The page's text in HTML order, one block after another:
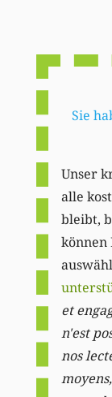
Sie
Unser
alle
bleibt,
können
et
n'est
nos